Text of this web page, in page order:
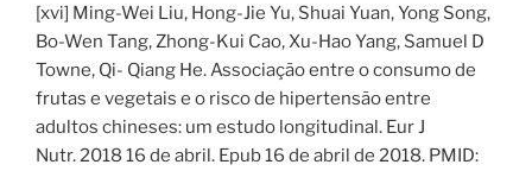
[xvi] Ming-Wei Liu, Hong-Jie Yu, Shuai Yuan, Yong Song,
Bo-Wen Tang, Zhong-Kui Cao, Xu-Hao Yang, Samuel D
Towne, Qi- Qiang He. Associação entre o consumo de
frutas e vegetais e o risco de hipertensão entre
adultos chineses: um estudo longitudinal. Eur J
Nutr. 2018 16 de abril. Epub 16 de abril de 2018. PMID: